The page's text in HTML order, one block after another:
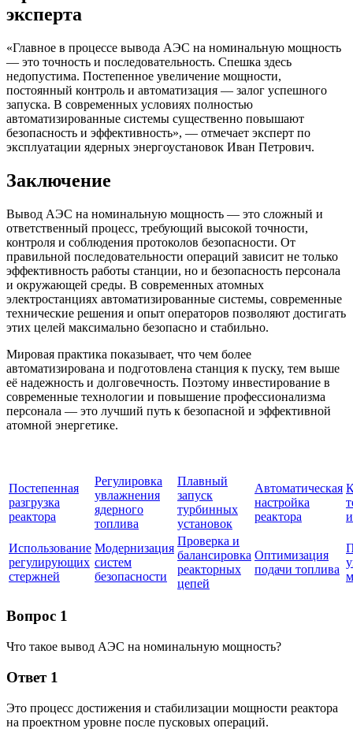
эксперта
«Главное в процессе вывода АЭС на номинальную мощность
— это точность и последовательность. Спешка здесь
недопустима. Постепенное увеличение мощности,
постоянный контроль и автоматизация — залог успешного
запуска. В современных условиях полностью
автоматизированные системы существенно повышают
безопасность и эффективность», — отмечает эксперт по
эксплуатации ядерных энергоустановок Иван Петрович.
Заключение
Вывод АЭС на номинальную мощность — это сложный и
ответственный процесс, требующий высокой точности,
контроля и соблюдения протоколов безопасности. От
правильной последовательности операций зависит не только
эффективность работы станции, но и безопасность персонала
и окружающей среды. В современных атомных
электростанциях автоматизированные системы, современные
технические решения и опыт операторов позволяют достигать
этих целей максимально безопасно и стабильно.
Мировая практика показывает, что чем более
автоматизирована и подготовлена станция к пуску, тем выше
её надежность и долговечность. Поэтому инвестирование в
современные технологии и повышение профессионализма
персонала — это лучший путь к безопасной и эффективной
атомной энергетике.
Постепенная
разгрузка
реактора
Регулировка
увлажнения
ядерного
топлива
Плавный
запуск
турбинных
установок
Автоматическая
настройка
реактора
Использование
регулирующих
стержней
Модернизация
систем
безопасности
Проверка и
балансировка
реакторных
цепей
Оптимизация
подачи топлива
Вопрос 1
Что такое вывод АЭС на номинальную мощность?
Ответ 1
Это процесс достижения и стабилизации мощности реактора
на проектном уровне после пусковых операций.